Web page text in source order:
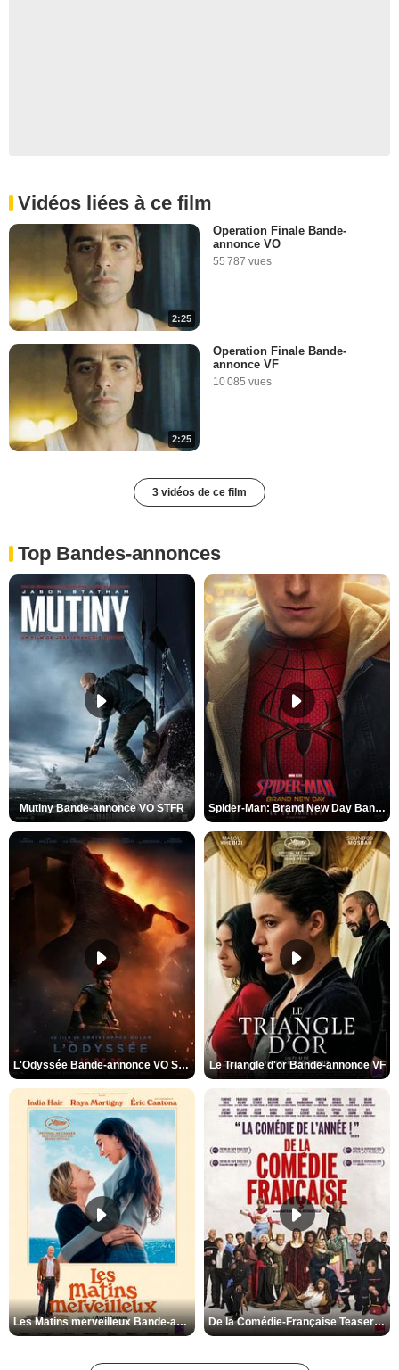
Vidéos liées à ce film
2:25
Operation Finale Bande-
annonce VO
55 787 vues
2:25
Operation Finale Bande-
annonce VF
10 085 vues
3 vidéos de ce film
Top Bandes-annonces
Mutiny Bande-annonce VO STFR Spider-Man: Brand New Day Bande-annonce VO STFR
L'Odyssée Bande-annonce VO STFR Le Triangle d'or Bande-annonce VF
Les Matins merveilleux Bande-annonce VF De la Comédie-Française Teaser VF